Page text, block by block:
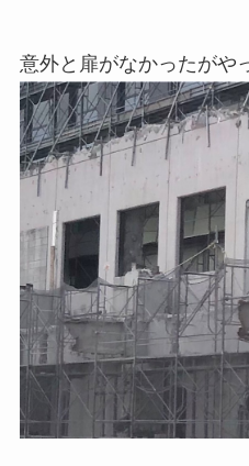
意外と扉がなかったがや